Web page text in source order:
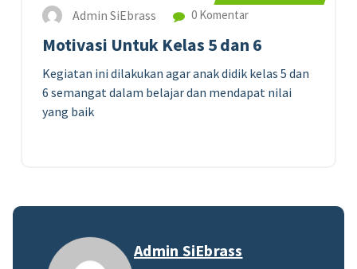
Admin SiEbrass 0 Komentar
Motivasi Untuk Kelas 5 dan 6
Kegiatan ini dilakukan agar anak didik kelas 5 dan
6 semangat dalam belajar dan mendapat nilai
yang baik
Admin SiEbrass